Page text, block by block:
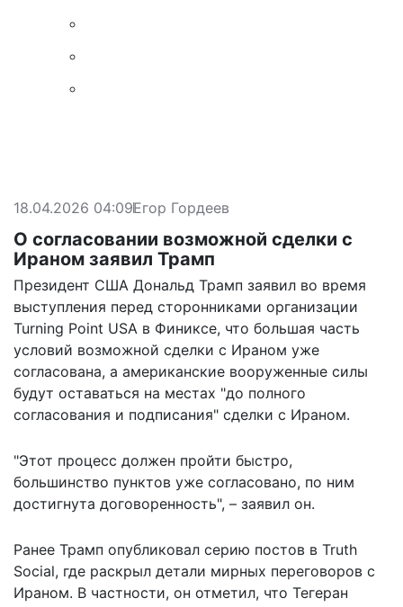
18.04.2026 04:09Егор Гордеев
О согласовании возможной сделки с
Ираном заявил Трамп
Президент США Дональд Трамп заявил во время
выступления перед сторонниками организации
Turning Point USA в Финиксе, что большая часть
условий возможной сделки с Ираном уже
согласована, а американские вооруженные силы
будут оставаться на местах "до полного
согласования и подписания" сделки с Ираном.
"Этот процесс должен пройти быстро,
большинство пунктов уже согласовано, по ним
достигнута договоренность", – заявил он.
Ранее Трамп опубликовал серию постов в Truth
Social, где раскрыл детали мирных переговоров с
Ираном. В частности, он отметил, что Тегеран